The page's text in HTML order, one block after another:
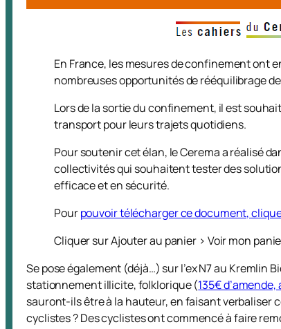
En France, les mesures de confinement ont
nombreuses opportunités de rééquilibrage de
Lors de la sortie du confinement, il est
transport pour leurs trajets quotidiens.
Pour soutenir cet élan, le Cerema a réalisé
collectivités qui souhaitent tester des
efficace et en sécurité.
Pourpouvoir télécharger ce document,
Cliquer sur Ajouter au panier > Voir mon
Se pose également (déjà…) sur l’ex N7 au
stationnement illicite, folklorique (135€ d’amende,
sauront-ils être à la hauteur, en faisant verbaliser
cyclistes ? Des cyclistes ont commencé à faire